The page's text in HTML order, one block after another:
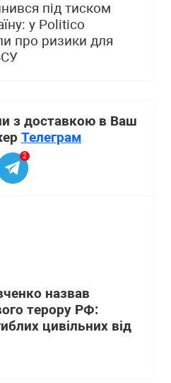
під тиском
у Politico
про ризики для
з доставкою в Ваш
Телеграм
2
назвав
терору РФ:
цивільних від